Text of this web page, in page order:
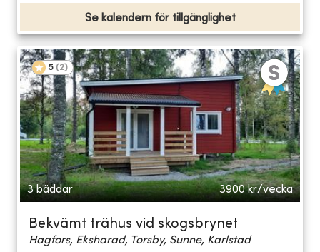
Se kalendern för tillgänglighet
5 (2)
3 bäddar 3900 kr/vecka
Bekvämt trähus vid skogsbrynet
Hagfors, Eksharad, Torsby, Sunne, Karlstad